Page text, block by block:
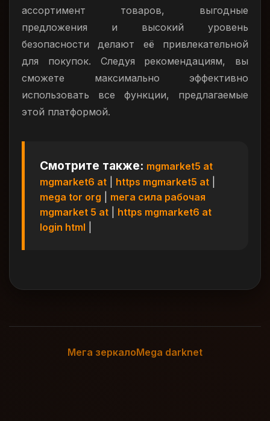
ассортимент товаров, выгодные
предложения и высокий уровень
безопасности делают её привлекательной
для покупок. Следуя рекомендациям, вы
сможете максимально эффективно
использовать все функции, предлагаемые
этой платформой.
Смотрите также: mgmarket5 at
mgmarket6 at
https mgmarket5 at
mega tor org
meга сила рабочая
mgmarket 5 at
https mgmarket6 at
login html
Мега зеркалоMega darknet